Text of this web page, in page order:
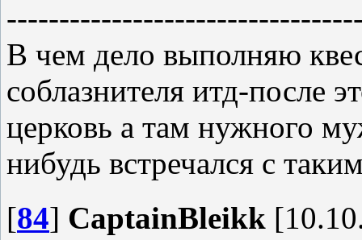
В чем дело выполняю
соблазнителя итд-после
церковь а там нужного
нибудь встречался с
[84] CaptainBleikk